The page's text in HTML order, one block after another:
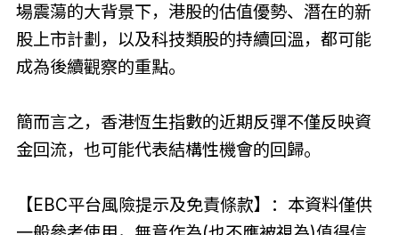
場震蕩的大背景下，港股的估值優勢、潛在的新
股上市計劃，以及科技類股的持續回溫，都可能
成為後續觀察的重點。
簡而言之，香港恆生指數的近期反彈不僅反映資
金回流，也可能代表結構性機會的回歸。
【EBC平台風險提示及免責條款】：本資料僅供